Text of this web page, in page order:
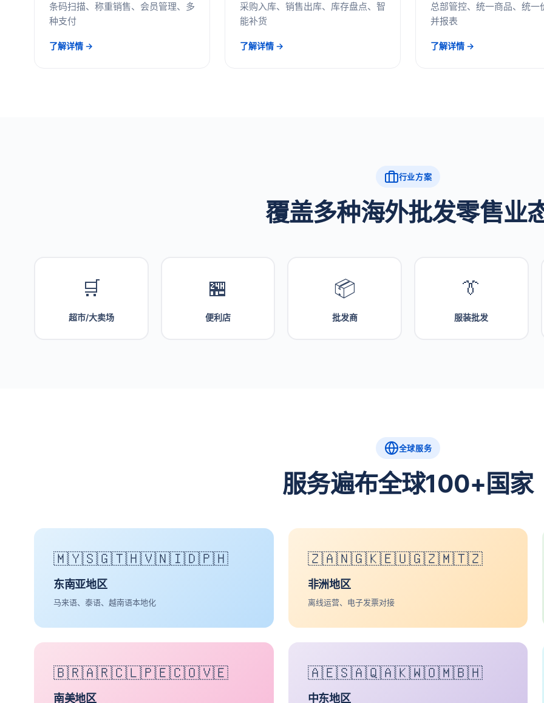
条码扫描、称重销售、会员管理、多
种支付
了解详情 →
采购入库、销售出库、库存盘点、智
能补货
了解详情 →
总部管控、统一商品、统一
并报表
了解详情 →
行业方案
覆盖多种海外批发零售业
🛒
超市/大卖场
🏪
便利店
📦
批发商
👔
服装批发
全球服务
服务遍布全球100+国家
🇲🇾🇸🇬🇹🇭🇻🇳🇮🇩🇵🇭
东南亚地区
马来语、泰语、越南语本地化
🇿🇦🇳🇬🇰🇪🇺🇬🇿🇲🇹🇿
非洲地区
离线运营、电子发票对接
🇧🇷🇦🇷🇨🇱🇵🇪🇨🇴🇻🇪
南美地区
🇦🇪🇸🇦🇶🇦🇰🇼🇴🇲🇧🇭
中东地区